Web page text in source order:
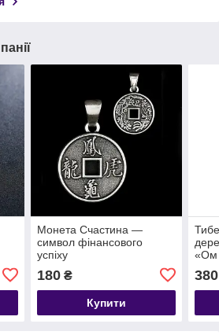
Монета Счастина —
символ фінансового
успіху
180₴
Купити
«Ом
380